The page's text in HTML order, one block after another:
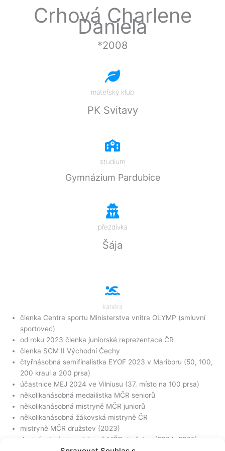
Crhová Charlene
Daniela
*2008
mateřský klub
PK Svitavy
studium
Gymnázium Pardubice
přezdívka
Šája
kariéra
členka Centra sportu Ministerstva vnitra OLYMP (smluvní
sportovec)
od roku 2023 členka juniorské reprezentace ČR
členka SCM II Východní Čechy
čtyřnásobná semifinalistka EYOF 2023 v Mariboru (50, 100,
200 kraul a 200 prsa)
účastnice MEJ 2024 ve Vilniusu (37. místo na 100 prsa)
několikanásobná medailistka MČR seniorů
několikanásobná mistryně MČR juniorů
několikanásobná žákovská mistryně ČR
mistryně MČR družstev (2023)
dvojnásobná vicemistryně MČR družstev (2024, 2025)